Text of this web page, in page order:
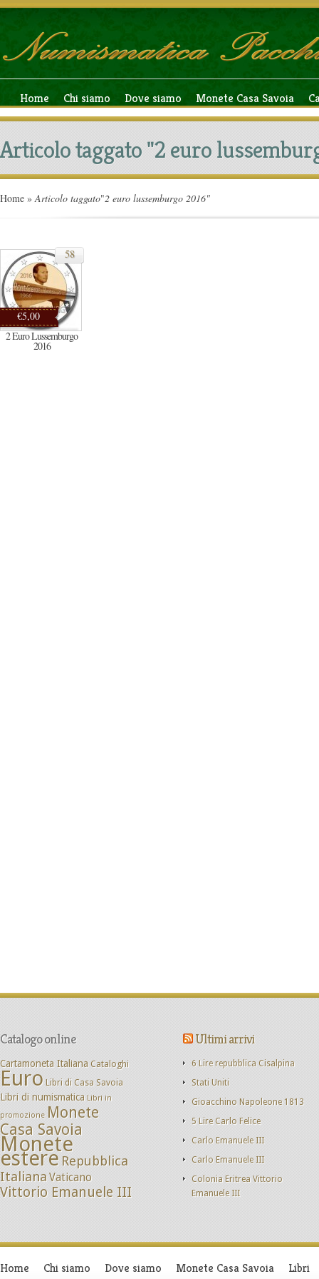
Home Chi siamo Dove siamo Monete Casa Savoia
Articolo taggato "2 euro
Home » Articolo taggato"2 euro lussemburgo 2016"
€5,00
58
2 Euro Lussemburgo
2016
Catalogo online
Cartamoneta Italiana Cataloghi
Euro Libri di Casa Savoia
Libri di numismatica Libri in
promozione Monete
Casa Savoia
Monete
estere Repubblica
ItalianaVaticano
Vittorio Emanuele III
Ultimi arrivi
6 Lire repubblica Cisalpina
Stati Uniti
Gioacchino Napoleone 1813
5 Lire Carlo Felice
Carlo Emanuele III
Carlo Emanuele III
Colonia Eritrea Vittorio
Emanuele III
Home Chi siamo Dove siamo Monete Casa Savoia Libri